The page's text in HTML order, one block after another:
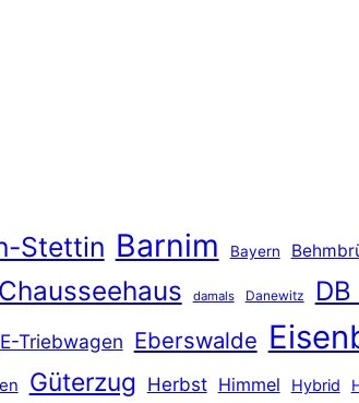
Stettin Barnim Bayern
Chausseehaus damals Danewitz DB
E-Triebwagen Eberswalde
Güterzug Herbst Himmel Hybrid